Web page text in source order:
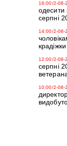
16:00/2-08-
одесити
серпні
14:00/2-08-
крадіжки
12:00/2-08-
серпні
10:00/2-08-